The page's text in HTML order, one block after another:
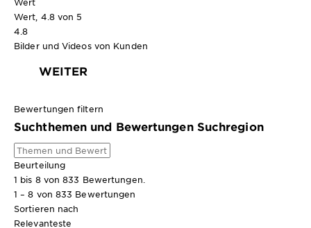
Wert, 4.8 von 5
4.8
Bilder und Videos von Kunden
WEITER
Bewertungen filtern
Suchthemen und Bewertungen Suchregion
Beurteilung
1 bis 8 von 833 Bewertungen.
1 – 8 von 833 Bewertungen
Sortieren nach
Relevanteste